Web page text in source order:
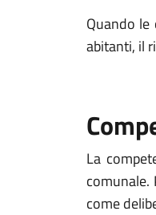
Quando
abitanti, il
La
come